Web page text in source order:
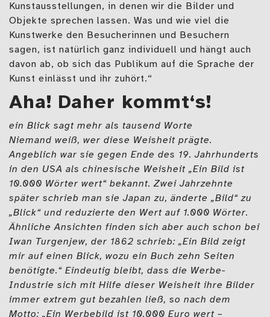
Kunstausstellungen, in denen wir die Bilder und
Objekte sprechen lassen. Was und wie viel die
Kunstwerke den Besucherinnen und Besuchern
sagen, ist natürlich ganz individuell und hängt auch
davon ab, ob sich das Publikum auf die Sprache der
Kunst einlässt und ihr zuhört.“
Aha! Daher kommt‘s!
ein Blick sagt mehr als tausend Worte
Niemand weiß, wer diese Weisheit prägte.
Angeblich war sie gegen Ende des 19. Jahrhunderts
in den USA als chinesische Weisheit „Ein Bild ist
10.000 Wörter wert“ bekannt. Zwei Jahrzehnte
später schrieb man sie Japan zu, änderte „Bild“ zu
„Blick“ und reduzierte den Wert auf 1.000 Wörter.
Ähnliche Ansichten finden sich aber auch schon bei
Iwan Turgenjew, der 1862 schrieb: „Ein Bild zeigt
mir auf einen Blick, wozu ein Buch zehn Seiten
benötigte.“ Eindeutig bleibt, dass die Werbe-
Industrie sich mit Hilfe dieser Weisheit ihre Bilder
immer extrem gut bezahlen ließ, so nach dem
Motto: „Ein Werbebild ist 10.000 Euro wert –